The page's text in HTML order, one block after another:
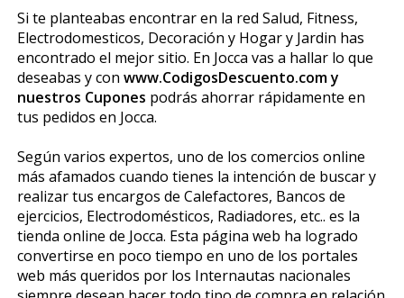
Si te planteabas encontrar en la red Salud, Fitness,
Electrodomesticos, Decoración y Hogar y Jardin has
encontrado el mejor sitio. En Jocca vas a hallar lo que
deseabas y con www.CodigosDescuento.com y
nuestros Cupones podrás ahorrar rápidamente en
tus pedidos en Jocca.
Según varios expertos, uno de los comercios online
más afamados cuando tienes la intención de buscar y
realizar tus encargos de Calefactores, Bancos de
ejercicios, Electrodomésticos, Radiadores, etc.. es la
tienda online de Jocca. Esta página web ha logrado
convertirse en poco tiempo en uno de los portales
web más queridos por los Internautas nacionales